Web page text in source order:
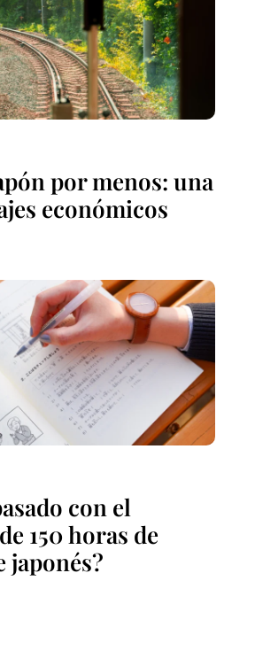
por menos: una
económicos
con el
150 horas de
japonés?